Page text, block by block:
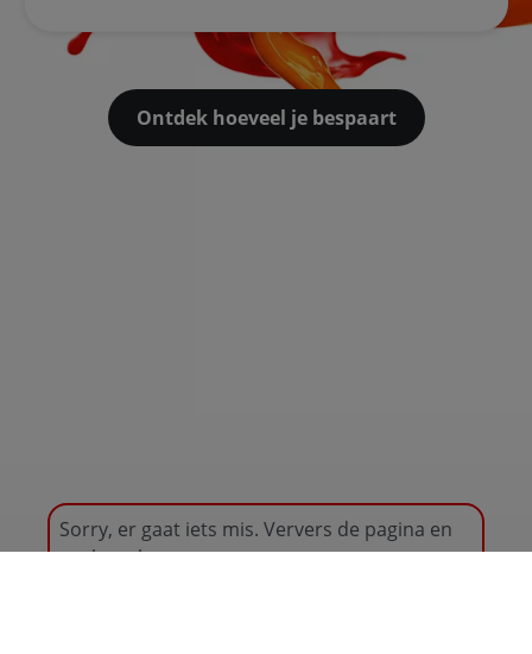
Ontdek hoeveel je bespaart
Sorry, er gaat iets mis. Ververs de pagina en
probeer het nog eens.